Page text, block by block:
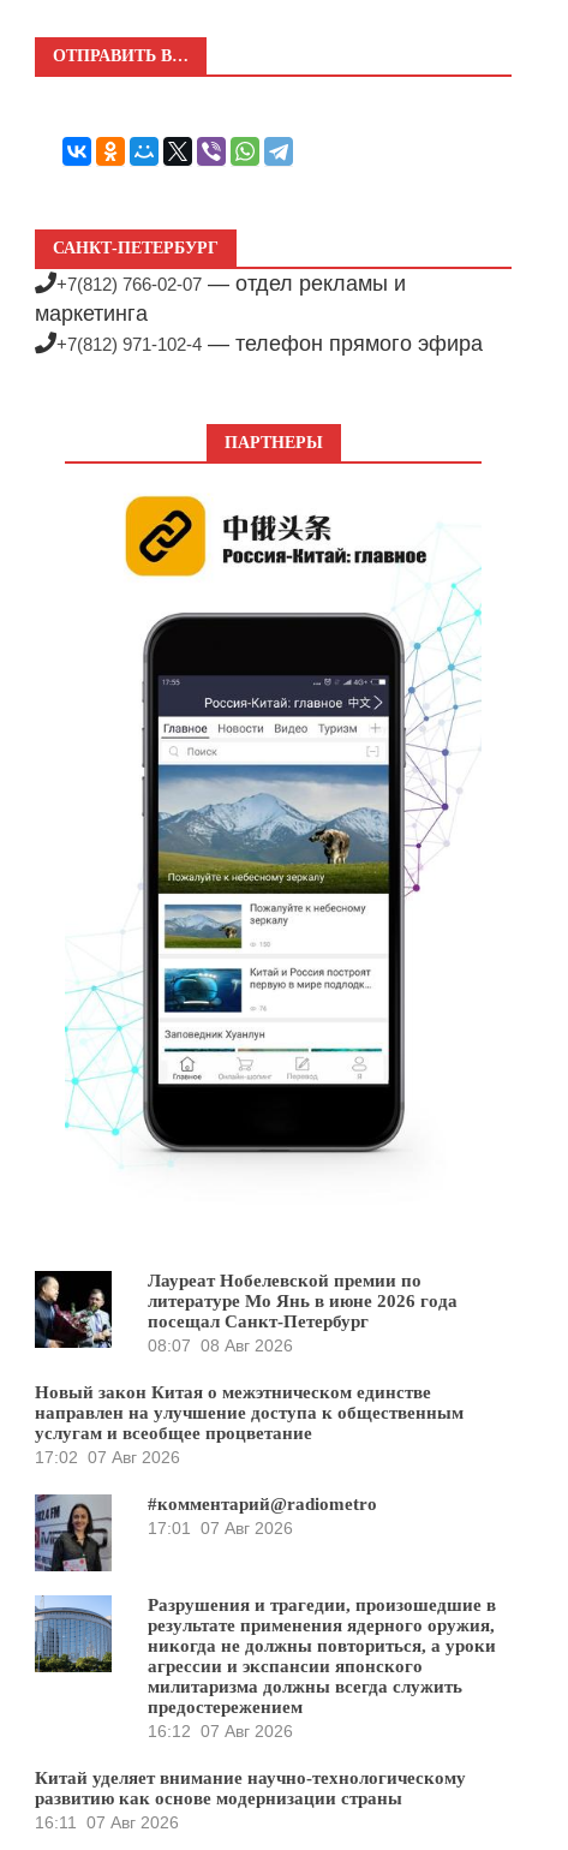
ОТПРАВИТЬ В…
САНКТ-ПЕТЕРБУРГ
+7(812) 766-02-07 — отдел рекламы и
маркетинга
+7(812) 971-102-4 — телефон прямого эфира
ПАРТНЕРЫ
Лауреат Нобелевской премии по
литературе Мо Янь в июне 2026 года
посещал Санкт-Петербург
08:07 08 Авг 2026
Новый закон Китая о межэтническом единстве
направлен на улучшение доступа к общественным
услугам и всеобщее процветание
17:02 07 Авг 2026
#комментарий@radiometro
17:01
07 Авг 2026
Разрушения и трагедии, произошедшие в
результате применения ядерного оружия,
никогда не должны повториться, а уроки
агрессии и экспансии японского
милитаризма должны всегда служить
предостережением
16:12 07 Авг 2026
Китай уделяет внимание научно-технологическому
развитию как основе модернизации страны
16:11
07 Авг 2026